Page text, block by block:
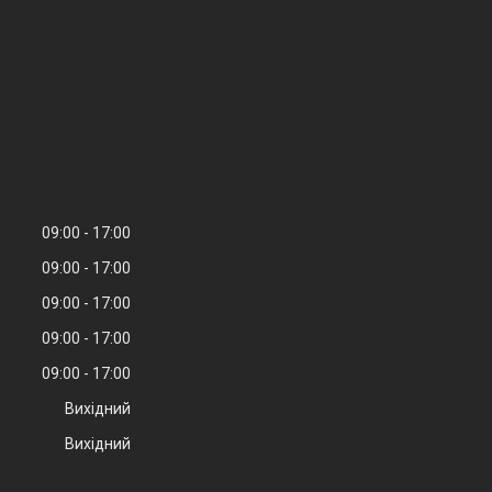
09:00
17:00
09:00
17:00
09:00
17:00
09:00
17:00
09:00
17:00
Вихідний
Вихідний